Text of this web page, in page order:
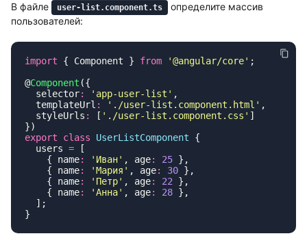
В файле user-list.component.ts
определите массив
пользователей:
import { Component } from '@angular/core'
@Component
  selector
: ' app-user-list '
  templateUrl
: ' ./user-list.component.html '
  styleUrls
: [ ' ./user-list.component.css '
export class UserListComponent
  users
=
    { name
: ' Иван' , age: 25
    { name
: 'Мария ' , age: 30
    { name
: ' Петр' , age: 22
    { name
: 'Анна' , age: 28